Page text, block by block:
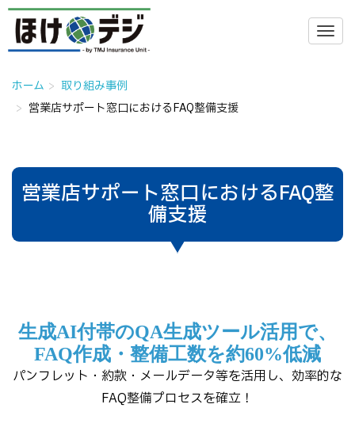
ホーム
取り組み事例
営業店サポート窓口におけるFAQ整備支援
営業店サポート窓口におけるFAQ整
備支援
生成AI付帯のQA生成ツール活用で、
FAQ作成・整備工数を約60%低減
パンフレット・約款・メールデータ等を活用し、効率的な
FAQ整備プロセスを確立！